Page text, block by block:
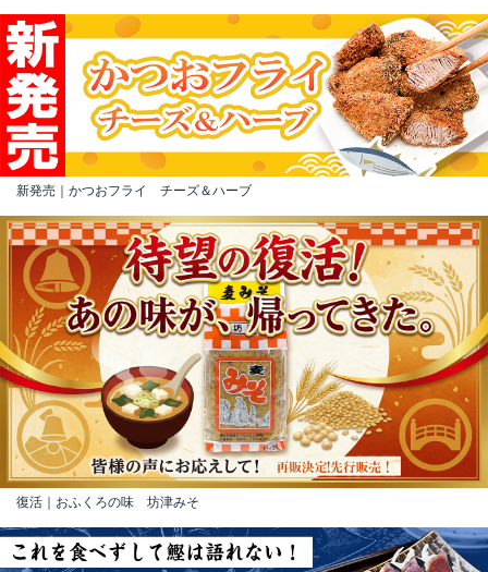
新発売｜かつおフライ チーズ＆ハーブ
復活｜おふくろの味 坊津みそ